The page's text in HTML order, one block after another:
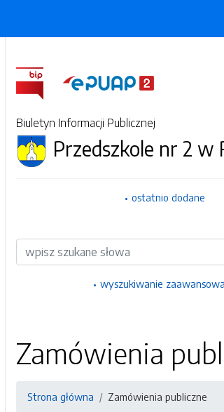
Biuletyn Informacji Publicznej
Przedszkole nr 2 w
ostatnio dodane
Wyszukiwarka
wyszukiwanie
Zamówienia
Strona główna Zamówienia publiczne